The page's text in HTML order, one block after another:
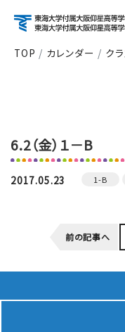
About
Course
School Life
TOP カレンダー ク
6.2（金）１－B
2017.05.23 1-B
前の記事へ